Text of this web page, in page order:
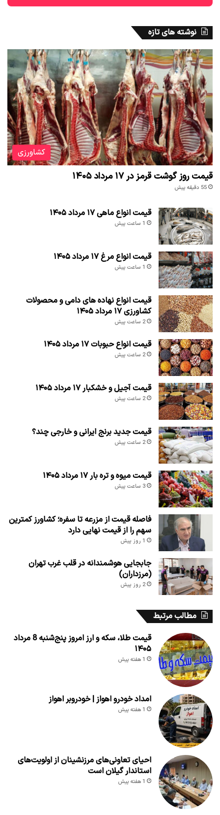
نوشته های تازه
کشاورزی
قیمت روز گوشت قرمز در ۱۷ مرداد ۱۴۰۵
55 دقیقه پیش
قیمت انواع ماهی ۱۷ مرداد ۱۴۰۵
1 ساعت پیش
قیمت انواع مرغ ۱۷ مرداد ۱۴۰۵
1 ساعت پیش
قیمت انواع نهاده های دامی و محصولات
کشاورزی ۱۷ مرداد ۱۴۰۵
2 ساعت پیش
قیمت انواع حبوبات ۱۷ مرداد ۱۴۰۵
2 ساعت پیش
قیمت آجیل و خشکبار ۱۷ مرداد ۱۴۰۵
2 ساعت پیش
قیمت جدید برنج ایرانی و خارجی چند؟
2 ساعت پیش
قیمت میوه و تره بار ۱۷ مرداد ۱۴۰۵
3 ساعت پیش
فاصله قیمت از مزرعه تا سفره؛ کشاورز کمترین
سهم را از قیمت نهایی دارد
1 روز پیش
جابجایی هوشمندانه در قلب غرب تهران
(مرزداران)
2 روز پیش
مطالب مرتبط
قیمت طلا، سکه و ارز امروز پنج‌شنبه 8 مرداد
۱۴۰۵
1 هفته پیش
امداد خودرو اهواز | خودروبر اهواز
1 هفته پیش
احیای تعاونی‌های مرزنشینان از اولویت‌های
استاندار گیلان است
1 هفته پیش